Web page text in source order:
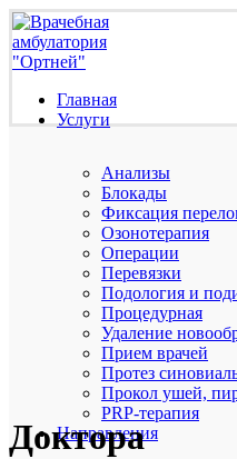
Главная
Услуги
Анализы
Блокады
Фиксация
Озонотерапия
Операции
Перевязки
Подология и
Процедурная
Удаление
Прием врачей
Протез
Прокол ушей,
PRP-терапия
Направления
Доктора